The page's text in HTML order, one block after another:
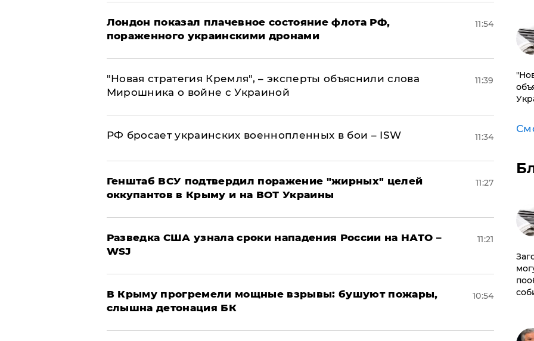
Лондон показал плачевное состояние флота РФ,
пораженного украинскими дронами
11:54
"Новая стратегия Кремля", – эксперты объяснили слова
Мирошника о войне с Украиной
11:39
РФ бросает украинских военнопленных в бои – ISW 11:34
Генштаб ВСУ подтвердил поражение "жирных" целей
оккупантов в Крыму и на ВОТ Украины
11:27
Разведка США узнала сроки нападения России на НАТО –
WSJ
11:21
В Крыму прогремели мощные взрывы: бушуют пожары,
слышна детонация БК
10:54